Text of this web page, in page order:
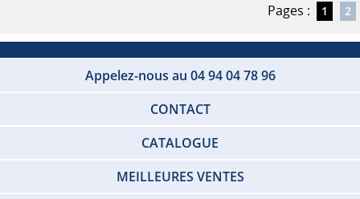
Pages : 1 2
Appelez-nous au 04 94 04 78 96
CONTACT
CATALOGUE
MEILLEURES VENTES